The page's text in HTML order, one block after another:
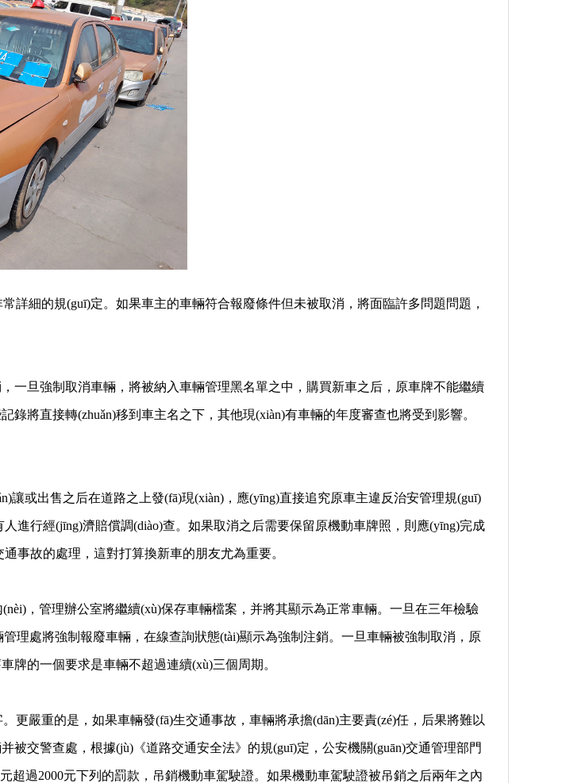
細的規(guī)定。如果車主的車輛符合報廢條件但未被取消，將面臨許多問題問題，
一旦強制取消車輛，將被納入車輛管理黑名單之中，購買新車之后，原車牌不能繼續
錄將直接轉(zhuǎn)移到車主名之下，其他現(xiàn)有車輛的年度審查也將受到影響。
讓或出售之后在道路之上發(fā)現(xiàn)，應(yīng)直接追究原車主違反治安管理規(guī)
進行經(jīng)濟賠償調(diào)查。如果取消之后需要保留原機動車牌照，則應(yīng)完成
事故的處理，這對打算換新車的朋友尤為重要。
，管理辦公室將繼續(xù)保存車輛檔案，并將其顯示為正常車輛。一旦在三年檢驗
理處將強制報廢車輛，在線查詢狀態(tài)顯示為強制注銷。一旦車輛被強制取消，原
牌的一個要求是車輛不超過連續(xù)三個周期。
更嚴重的是，如果車輛發(fā)生交通事故，車輛將承擔(dān)主要責(zé)任，后果將難以
被交警查處，根據(jù)《道路交通安全法》的規(guī)定，公安機關(guān)交通管理部門
超過2000元下列的罰款，吊銷機動車駕駛證。如果機動車駕駛證被吊銷之后兩年之內